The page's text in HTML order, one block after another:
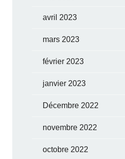
avril 2023
mars 2023
février 2023
janvier 2023
Décembre 2022
novembre 2022
octobre 2022